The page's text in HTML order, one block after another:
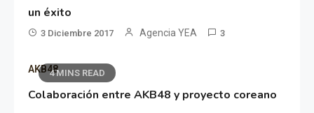
un éxito
3 Diciembre 2017 Agencia YEA 3
4 MINS READ
AKB48
Colaboración entre AKB48 y proyecto coreano